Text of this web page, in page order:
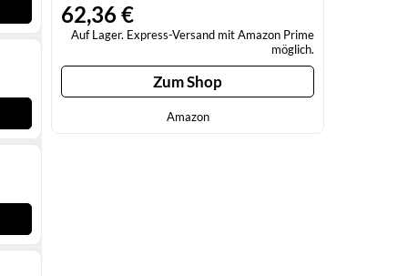
62,36 €
Auf Lager. Express-Versand mit Amazon Prime
möglich.
Zum Shop
Amazon